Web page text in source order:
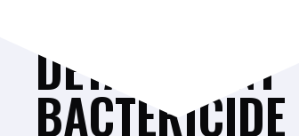
DETARTRANT
BACTERICIDE